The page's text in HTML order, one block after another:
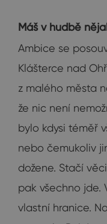
Máš v hudbě
Ambice se
Klášterce nad
z malého města
že nic není
bylo kdysi téměř
nebo čemukoliv
dožene. Stačí
pak všechno jde.
vlastní hranice.